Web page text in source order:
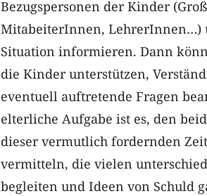
Bezugspersonen der Kinder
MitabeiterInnen, LehrerInnen…)
Situation informieren. Dann
die Kinder unterstützen,
eventuell auftretende Fragen
elterliche Aufgabe ist es, den
dieser vermutlich fordernden
vermitteln, die vielen
begleiten und Ideen von Schuld